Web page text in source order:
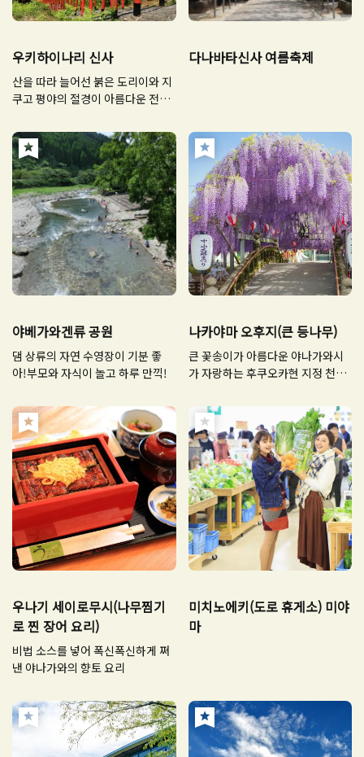
우키하이나리 신사
산을 따라 늘어선 붉은 도리이와 지
쿠고 평야의 절경이 아름다운 전망
다나바타신사 여름축제
야베가와겐류 공원
댐 상류의 자연 수영장이 기분 좋
아!부모와 자식이 놀고 하루 만끽!
나카야마 오후지(큰 등나무)
큰 꽃송이가 아름다운 야나가와시
가 자랑하는 후쿠오카현 지정 천연
우나기 세이로무시(나무찜기
로 찐 장어 요리)
비법 소스를 넣어 폭신폭신하게 쪄
낸 야나가와의 향토 요리
미치노에키(도로 휴게소) 미야
마